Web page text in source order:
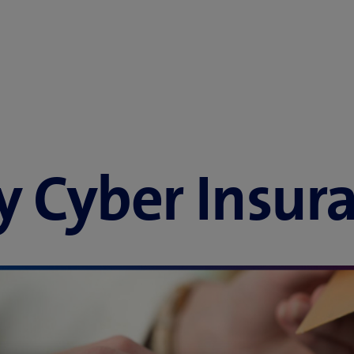
Cyber